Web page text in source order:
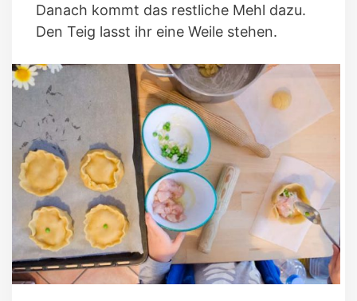
Danach kommt das restliche Mehl dazu.
Den Teig lasst ihr eine Weile stehen.